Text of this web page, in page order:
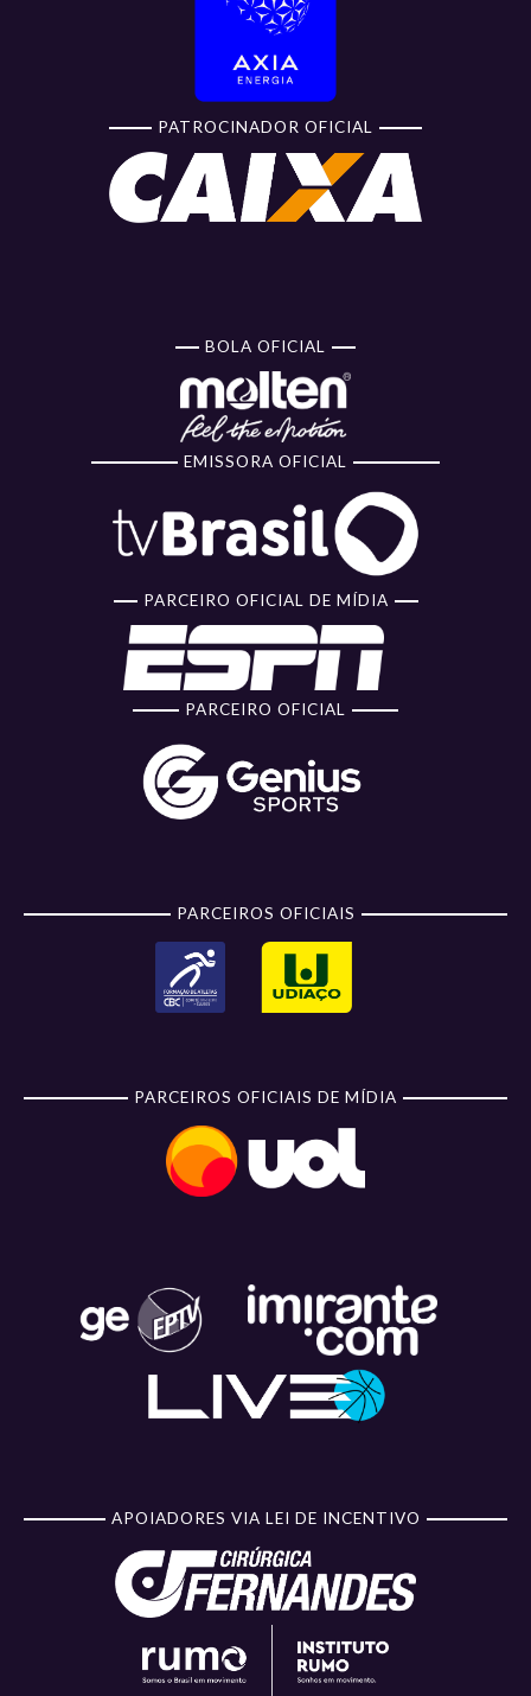
PATROCINADOR OFICIAL
BOLA OFICIAL
EMISSORA OFICIAL
PARCEIRO OFICIAL DE MÍDIA
PARCEIRO OFICIAL
PARCEIROS OFICIAIS
PARCEIROS OFICIAIS DE MÍDIA
APOIADORES VIA LEI DE INCENTIVO